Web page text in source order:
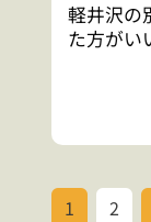
軽井沢の
た方がい
1 2